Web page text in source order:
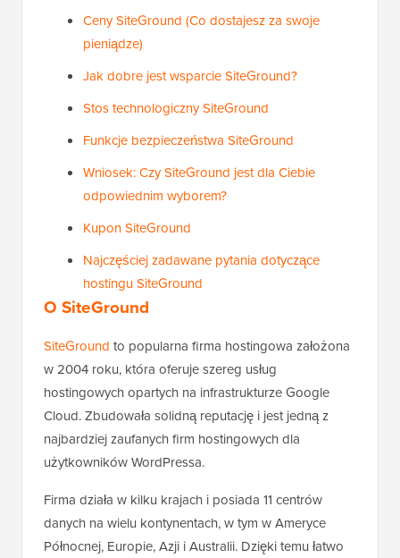
Ceny SiteGround (Co dostajesz za swoje
pieniądze)
Jak dobre jest wsparcie SiteGround?
Stos technologiczny SiteGround
Funkcje bezpieczeństwa SiteGround
Wniosek: Czy SiteGround jest dla Ciebie
odpowiednim wyborem?
Kupon SiteGround
Najczęściej zadawane pytania dotyczące
hostingu SiteGround
O SiteGround
SiteGround to popularna firma hostingowa założona
w 2004 roku, która oferuje szereg usług
hostingowych opartych na infrastrukturze Google
Cloud. Zbudowała solidną reputację i jest jedną z
najbardziej zaufanych firm hostingowych dla
użytkowników WordPressa.
Firma działa w kilku krajach i posiada 11 centrów
danych na wielu kontynentach, w tym w Ameryce
Północnej, Europie, Azji i Australii. Dzięki temu łatwo